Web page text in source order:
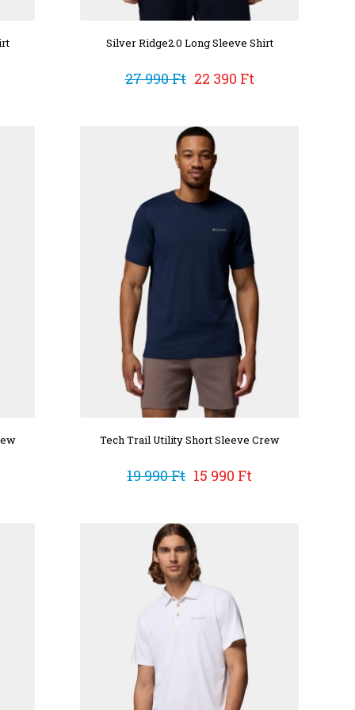
Silver Ridge2.0 Long Sleeve Shirt
27 990 Ft 22 390 Ft
Tech Trail Utility Short Sleeve Crew
19 990 Ft 15 990 Ft